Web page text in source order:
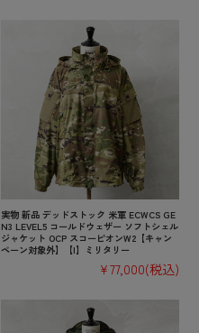
実物 新品 デッドストック 米軍 ECWCS GE
N3 LEVEL5 コールドウェザー ソフトシェル
ジャケット OCP スコーピオンW2【キャン
ペーン対象外】【I】ミリタリー
¥77,000(税込)